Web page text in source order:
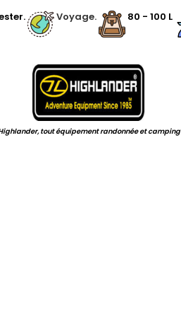
Voyage. 80 - 100 L
tout équipement randonnée et camping